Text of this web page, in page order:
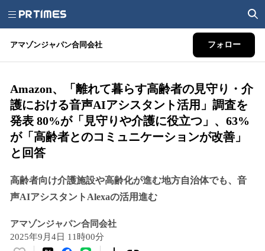
アマゾンジャパン合同会社 フォロー
Amazon、「離れて暮らす高齢者の見守り・介
護における音声AIアシスタント活用」調査を
発表 80%が「見守りや介護に役立つ」、63%
が「高齢者とのコミュニケーションが改善」
と回答
高齢者向け介護施設や高齢化が進む地方自治体でも、音
声AIアシスタントAlexaの活用進む
アマゾンジャパン合同会社
2025年9月4日 11時00分